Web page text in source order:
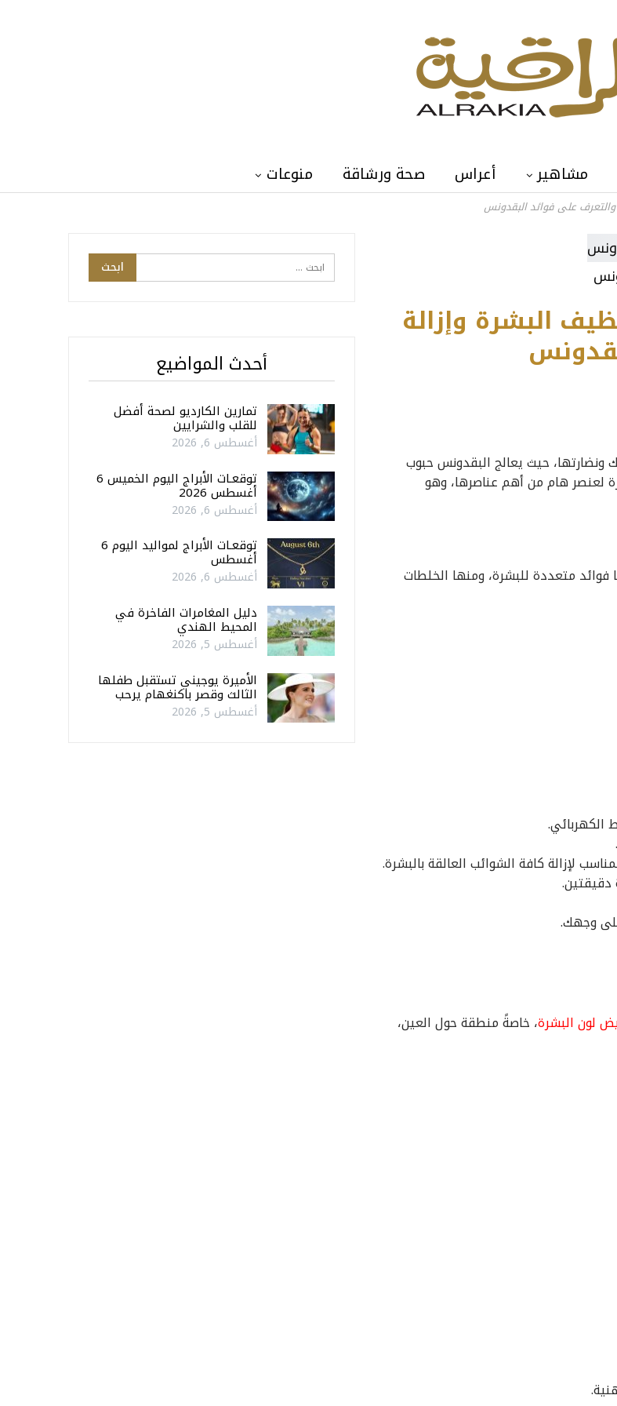
مشاهير أعراس صحة ورشاقة منوعات
على فوائد البقدونس
البشرة وإزالة
حيث يعالج البقدونس حبوب
لعنصر هام من أهم عناصرها، وهو
متعددة للبشرة، ومنها الخلطات
الكهربائي.
لإزالة كافة الشوائب العالقة بالبشرة.
وجهك.
لون البشرة، خاصةً منطقة حول العين،
أحدث المواضيع
تمارين الكارديو لصحة أفضل
للقلب والشرايين
أغسطس 6, 2026
توقعـات الأبراج اليوم الخميس 6
أغسطس 2026
أغسطس 6, 2026
توقعـات الأبراج لمواليد اليوم 6
أغسطس
أغسطس 6, 2026
دليل المغامرات الفاخرة في
المحيط الهندي
أغسطس 5, 2026
الأميرة يوجيني تستقبل طفلها
الثالث وقصر باكنغهام يرحب
أغسطس 5, 2026